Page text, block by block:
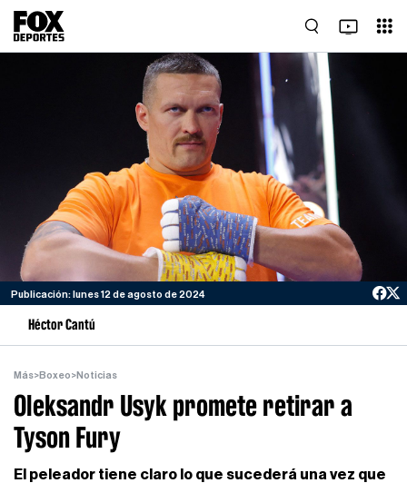
Publicación: lunes 12 de agosto de 2024
Héctor Cantú
Más>Boxeo>Noticias
Oleksandr Usyk promete retirar a
Tyson Fury
El peleador tiene claro lo que sucederá una vez que